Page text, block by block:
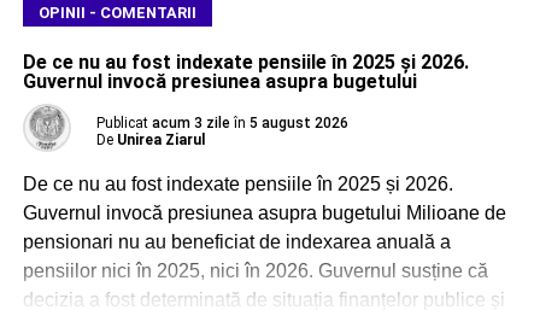
OPINII - COMENTARII
De ce nu au fost indexate pensiile în 2025 și 2026.
Guvernul invocă presiunea asupra bugetului
Publicat acum 3 zile în 5 august 2026
De Unirea Ziarul
De ce nu au fost indexate pensiile în 2025 și 2026.
Guvernul invocă presiunea asupra bugetului Milioane de
pensionari nu au beneficiat de indexarea anuală a
pensiilor nici în 2025, nici în 2026. Guvernul susține că
decizia a fost determinată de situația finanțelor publice și